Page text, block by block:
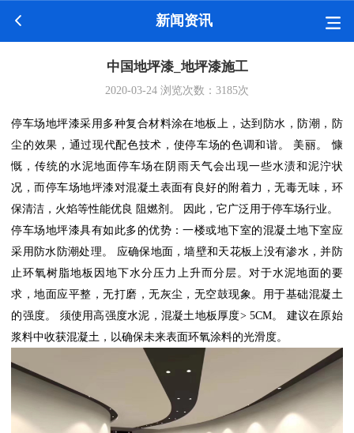
新闻资讯
中国地坪漆_地坪漆施工
2020-03-24 浏览次数： 3185次
停车场地坪漆采用多种复合材料涂在地板上，达到防水，防潮，防
尘的效果，通过现代配色技术，使停车场的色调和谐。
美丽。
慷
慨，传统的水泥地面停车场在阴雨天气会出现一些水渍和泥泞状
况，而停车场地坪漆对混凝土表面有良好的附着力，无毒无味，环
保清洁，火焰等性能优良 阻燃剂。
因此，它广泛用于停车场行业。
停车场地坪漆具有如此多的优势：一楼或地下室的混凝土地下室应
采用防水防潮处理。
应确保地面，墙壁和天花板上没有渗水，并防
止环氧树脂地板因地下水分压力上升而分层。对于水泥地面的要
求，地面应平整，无打磨，无灰尘，无空鼓现象。用于基础混凝土
的强度。
须使用高强度水泥，混凝土地板厚度> 5CM。
建议在原始
浆料中收获混凝土，以确保未来表面环氧涂料的光滑度。